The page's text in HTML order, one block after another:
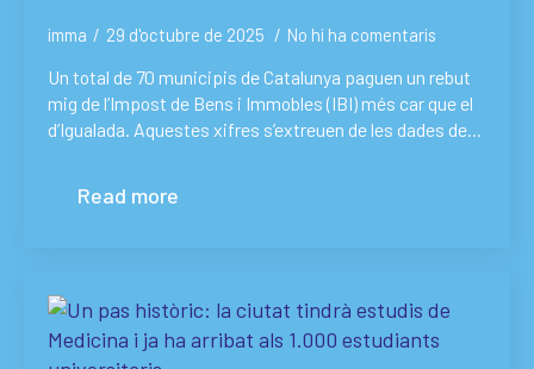
imma 29 d'octubre de 2025 No hi ha comentaris
Un total de 70 municipis de Catalunya paguen un rebut
mig de l’Impost de Bens i Immobles (IBI) més car que el
d’Igualada. Aquestes xifres s’extreuen de les dades de…
Read more